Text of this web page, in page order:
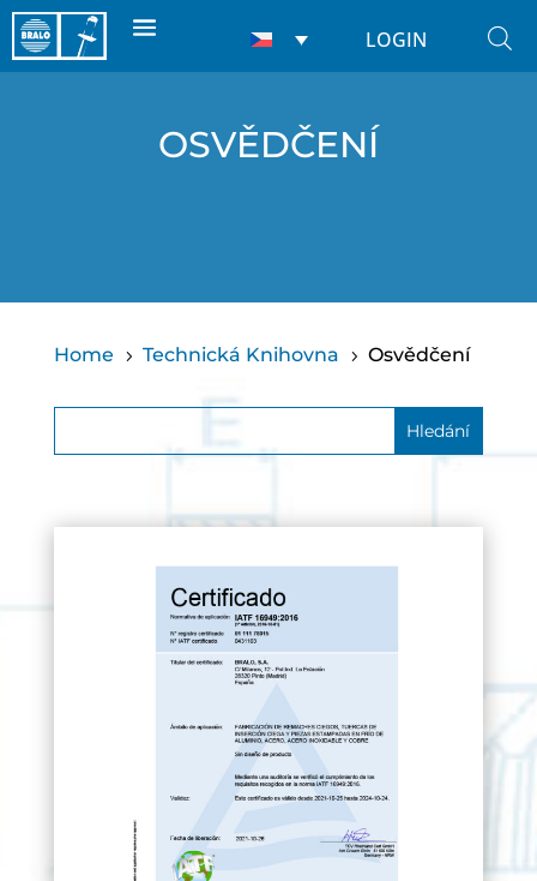
LOGIN
OSVĚDČENÍ
Home 5 Technická Knihovna 5 Osvědčení